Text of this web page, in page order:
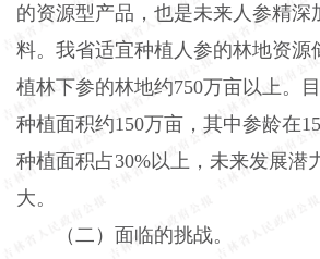
的资源型产品，也是未来人参精深
料。我省适宜种植人参的林地资源
植林下参的林地约750万亩以上。
种植面积约150万亩，其中参龄在
种植面积占30%以上，未来发展潜
大。
（二）面临的挑战。